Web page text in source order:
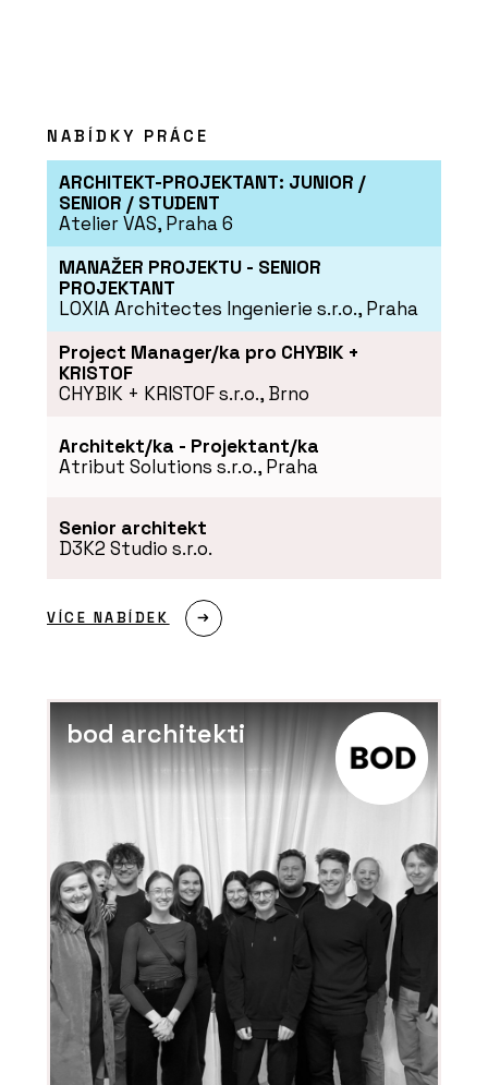
Dřevostavba v severském stylu -
VESPER HOMES
SLUŽBY
SLUŽBY
Dřevostavba bez příček - VESPER
HOMES
NABÍDKY PRÁCE
ARCHITEKT-PROJEKTANT: JUNIOR /
SENIOR / STUDENT
Atelier VAS, Praha 6
MANAŽER PROJEKTU - SENIOR
PROJEKTANT
LOXIA Architectes Ingenierie s.r.o., Praha
Project Manager/ka pro CHYBIK +
KRISTOF
CHYBIK + KRISTOF s.r.o., Brno
Architekt/ka - Projektant/ka
Atribut Solutions s.r.o., Praha
Senior architekt
D3K2 Studio s.r.o.
VÍCE NABÍDEK
bod architekti